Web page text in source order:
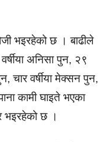
भइरहेको छ । बाढीले
अनिसा पुन, २९
चार वर्षीया मेक्सन पुन,
कामी घाइते भएका
भइरहेको छ ।